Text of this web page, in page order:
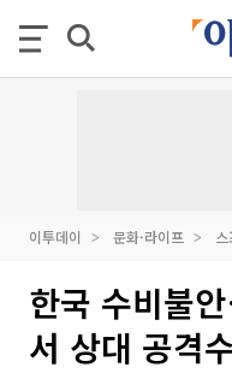
이투데이 문화·라이프 스
한국 수비불
서 상대 공격